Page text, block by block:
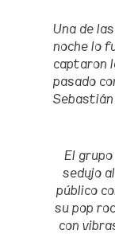
Una de
noche lo
captaron
pasado
Sebastián
El grupo
sedujo al
público
su pop
con